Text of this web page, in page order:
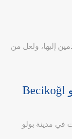
إليها، ولعل من
مول باجيك اولو في مدينة بولو Becikoğl
في مدينة بولو